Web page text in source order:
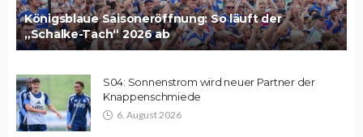
Königsblaue Saisoneröffnung: So läuft der
„Schalke-Tach“ 2026 ab
S04: Sonnenstrom wird neuer Partner der
Knappenschmiede
6. August 2026